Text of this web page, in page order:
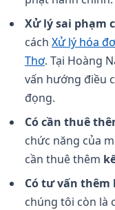
Xử lý sai phạm
cách Xử lý hóa
Thơ. Tại Hoàng
vấn hướng điều
đọng.
Có cần thuê
chức năng của
cần thuê thêm
Có tư vấn
chúng tôi còn là